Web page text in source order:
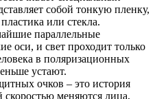
собой тонкую пленку,
или стекла.
параллельные
оси, и свет проходит только
в поляризационных
устают.
очков – это история
скоростью меняются лица,